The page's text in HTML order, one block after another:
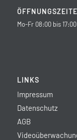
Mo-Fr 08:00 bis
LINKS
Impressum
Datenschutz
AGB